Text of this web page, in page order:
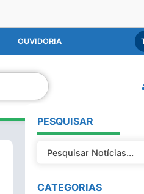
OUVIDORIA
PESQUISAR
CATEGORIAS